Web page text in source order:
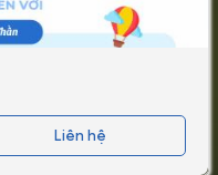
Liên hệ